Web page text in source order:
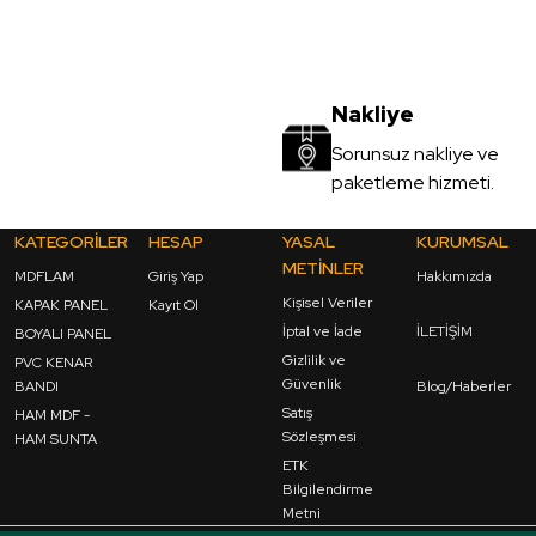
Nakliye
Sorunsuz nakliye ve
paketleme hizmeti.
KATEGORİLER
MDFLAM
KAPAK PANEL
BOYALI PANEL
PVC KENAR
BANDI
HAM MDF -
HAM SUNTA
HESAP
Giriş Yap
Kayıt Ol
YASAL
METİNLER
Kişisel Veriler
İptal ve İade
Gizlilik ve
Güvenlik
Satış
Sözleşmesi
ETK
Bilgilendirme
Metni
KURUMSAL
Hakkımızda
İLETİŞİM
Blog/Haberler